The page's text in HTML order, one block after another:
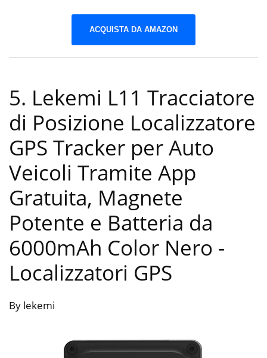
ACQUISTA DA AMAZON
5. Lekemi L11 Tracciatore
di Posizione Localizzatore
GPS Tracker per Auto
Veicoli Tramite App
Gratuita, Magnete
Potente e Batteria da
6000mAh Color Nero -
Localizzatori GPS
By lekemi